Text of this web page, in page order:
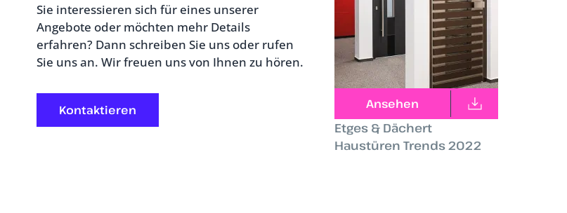
Sie interessieren sich für eines unserer
Angebote oder möchten mehr Details
erfahren? Dann schreiben Sie uns oder rufen
Sie uns an. Wir freuen uns von Ihnen zu hören.
Kontaktieren Ansehen
Etges & Dächert
Haustüren Trends 2022